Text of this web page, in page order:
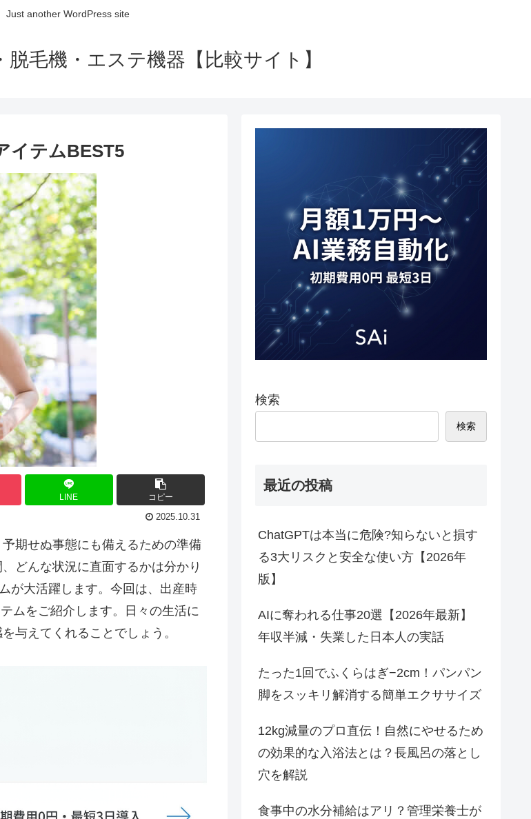
Just another WordPress site
毛機・エステ機器【比較サイト】
イテムBEST5
LINE コピー
2025.10.31
期せぬ事態にも備えるための準備
どんな状況に直面するかは分かり
が大活躍します。今回は、出産時
ムをご紹介します。日々の生活に
与えてくれることでしょう。
検索
検索
最近の投稿
ChatGPTは本当に危険?知らないと損す
る3大リスクと安全な使い方【2026年
版】
AIに奪われる仕事20選【2026年最新】
年収半減・失業した日本人の実話
たった1回でふくらはぎ−2cm！パンパン
脚をスッキリ解消する簡単エクササイズ
12kg減量のプロ直伝！自然にやせるため
の効果的な入浴法とは？長風呂の落とし
穴を解説
食事中の水分補給はアリ？管理栄養士が